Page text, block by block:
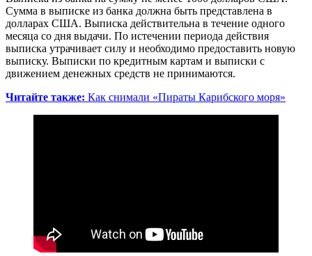
Сумма в выписке из банка должна быть представлена в
долларах США. Выписка действительна в течение одного
месяца со дня выдачи. По истечении периода действия
выписка утрачивает силу и необходимо предоставить новую
выписку. Выписки по кредитным картам и выписки с
движением денежных средств не принимаются.
Читайте также: Как снимали «Пираты Карибского моря»